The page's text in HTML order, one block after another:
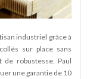
industriel grâce à
sur place sans
robustesse. Paul
une garantie de 10